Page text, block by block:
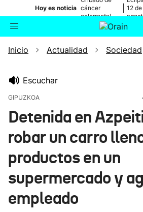
Hoy es noticia cáncer
colorrectal
12 de
Buscador Actualidad
Ikusmiran
Eguraldia
Inicio Actualidad Sociedad
Escuchar
GIPUZKOA
Detenida en
robar un carro
productos en un
supermercado y
empleado